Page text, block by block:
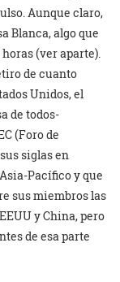
Aunque claro,
Blanca, algo que
(ver aparte).
de cuanto
Unidos, el
de todos-
(Foro de
siglas en
Pacífico y que
sus miembros las
y China, pero
de esa parte